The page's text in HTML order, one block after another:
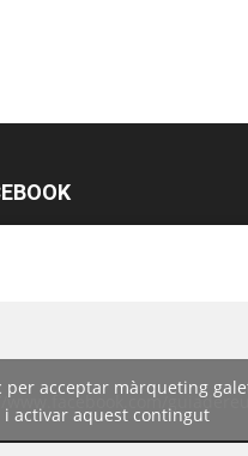
www.facebook.com/
per acceptar màrqueting
i activar aquest contingut